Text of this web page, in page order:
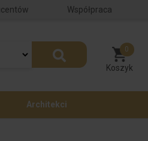
Współpraca
Koszyk
0
Architekci